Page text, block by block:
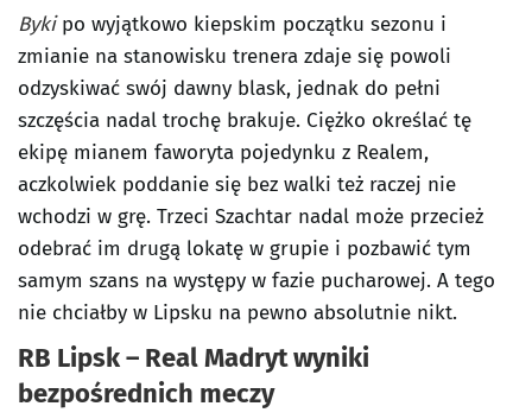
Bykipo wyjątkowo kiepskim początku sezonu i
zmianie na stanowisku trenera zdaje się powoli
odzyskiwać swój dawny blask, jednak do pełni
szczęścia nadal trochę brakuje. Ciężko określać tę
ekipę mianem faworyta pojedynku z Realem,
aczkolwiek poddanie się bez walki też raczej nie
wchodzi w grę. Trzeci Szachtar nadal może przecież
odebrać im drugą lokatę w grupie i pozbawić tym
samym szans na występy w fazie pucharowej. A tego
nie chciałby w Lipsku na pewno absolutnie nikt.
RB Lipsk – Real Madryt wyniki
bezpośrednich meczy